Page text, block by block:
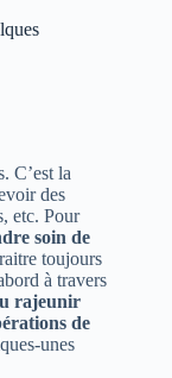
C’est la
des
etc. Pour
soin de
toujours
à travers
rajeunir
de
unes